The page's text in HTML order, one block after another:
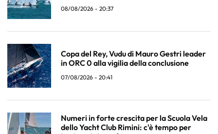
08/08/2026 - 20:37
Copa del Rey, Vudu di Mauro Gestri leader
in ORC 0 alla vigilia della conclusione
07/08/2026 - 20:41
Numeri in forte crescita per la Scuola Vela
dello Yacht Club Rimini: c'è tempo per